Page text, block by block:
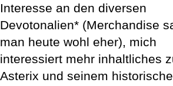
Interesse an den diversen
Devotonalien* (Merchandise
man heute wohl eher), mich
interessiert mehr inhaltliches
Asterix und seinem